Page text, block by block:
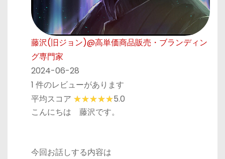
藤沢(旧ジョン)@高単価商品販売・ブランディン
グ専門家
2024-06-28
1 件のレビューがあります
平均スコア
5.0
こんにちは 藤沢です。
今回お話しする内容は